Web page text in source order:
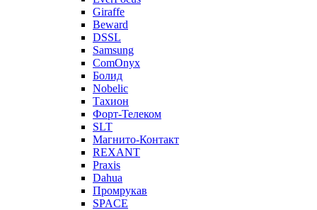
Giraffe
Beward
DSSL
Samsung
ComOnyx
Болид
Nobelic
Тахион
Форт-Телеком
SLT
Магнито-Контакт
REXANT
Praxis
Dahua
Промрукав
SPACE